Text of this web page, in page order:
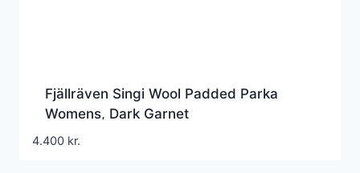
Fjällräven Singi Wool Padded Parka
Womens, Dark Garnet
4.400 kr.